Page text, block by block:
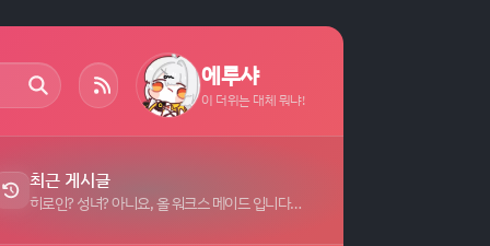
에루샤
이 더위는 대체 뭐냐!
최근 게시글
히로인? 성녀? 아니요, 올 워크스 메이드 입니다! (자랑) 자막 (7)